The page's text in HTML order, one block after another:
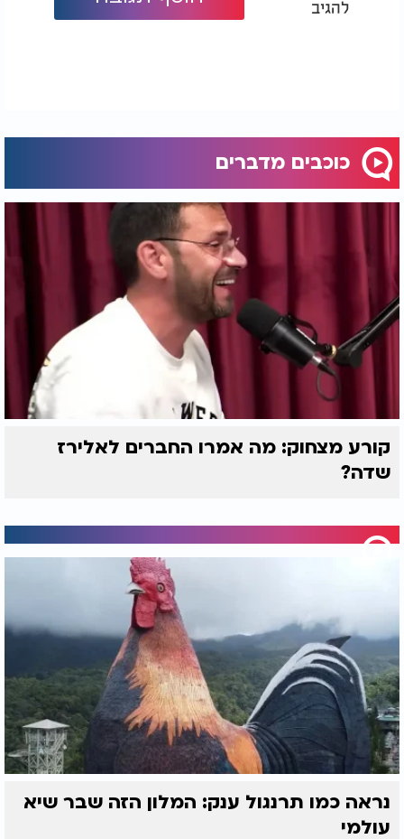
להגיב
כוכבים מדברים
קורע מצחוק: מה אמרו החברים לאלירז
שדה?
נראה כמו תרנגול ענק: המלון הזה שבר שיא
עולמי